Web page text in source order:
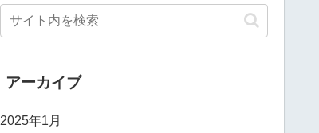
アーカイブ
2025年1月